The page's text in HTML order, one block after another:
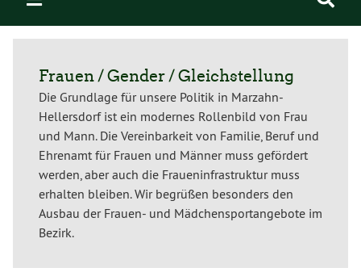
Frauen / Gender / Gleichstellung
Die Grundlage für unsere Politik in Marzahn-
Hellersdorf ist ein modernes Rollenbild von Frau
und Mann. Die Vereinbarkeit von Familie, Beruf und
Ehrenamt für Frauen und Männer muss gefördert
werden, aber auch die Fraueninfrastruktur muss
erhalten bleiben. Wir begrüßen besonders den
Ausbau der Frauen- und Mädchensportangebote im
Bezirk.